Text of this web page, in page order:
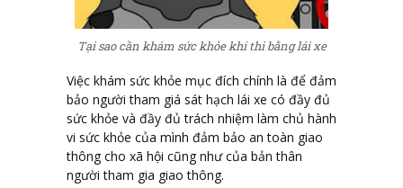
Tại sao cần khám sức khỏe khi thi bằng lái xe
Việc khám sức khỏe mục đích chính là để đảm
bảo người tham giá sát hạch lái xe có đầy đủ
sức khỏe và đầy đủ trách nhiệm làm chủ hành
vi sức khỏe của mình đảm bảo an toàn giao
thông cho xã hội cũng như của bản thân
người tham gia giao thông.